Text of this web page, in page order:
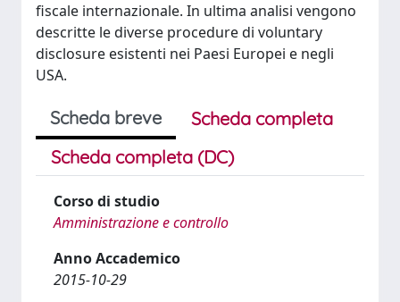
fiscale internazionale. In ultima analisi vengono
descritte le diverse procedure di voluntary
disclosure esistenti nei Paesi Europei e negli
USA.
Scheda breve
Scheda completa
Scheda completa (DC)
Corso di studio
Amministrazione e controllo
Anno Accademico
2015-10-29